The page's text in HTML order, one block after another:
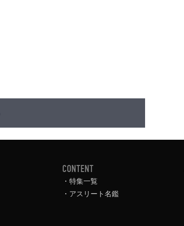
CONTENT
特集一覧
アスリート名鑑